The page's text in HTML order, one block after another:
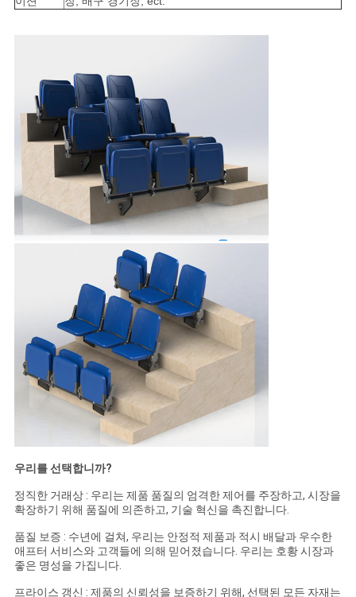
PRIVACY
POLICY
우리를 선택합니까?
정직한 거래상 : 우리는 제품 품질의 엄격한 제어를 주장하고, 시장을
확장하기 위해 품질에 의존하고, 기술 혁신을 촉진합니다.
품질 보증 : 수년에 걸쳐, 우리는 안정적 제품과 적시 배달과 우수한
애프터 서비스와 고객들에 의해 믿어졌습니다. 우리는 호황 시장과
좋은 명성을 가집니다.
프라이스 갱신 : 제품의 신뢰성을 보증하기 위해, 선택된 모든 자재는